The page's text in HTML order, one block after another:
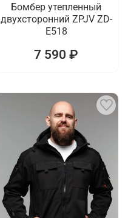
Бомбер утепленный
двухсторонний ZPJV ZD-
E518
7 590 ₽